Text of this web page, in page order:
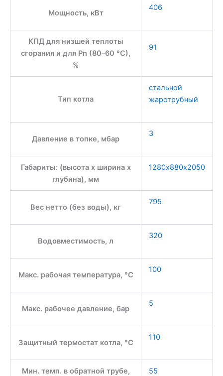
Мощность, кВт
406
КПД для низшей теплоты
сгорания и для Pn (80–60 °C),
%
91
Тип котла
стальной
жаротрубный
Давление в топке, мбар
3
Габариты: (высота x ширина x
глубина), мм
1280х880х2050
Вес нетто (без воды), кг
795
Водовместимость, л
320
Макс. рабочая температура, °С
100
Макс. рабочее давление, бар
5
Защитный термостат котла, °С
110
Мин. темп. в обратной трубе,
55